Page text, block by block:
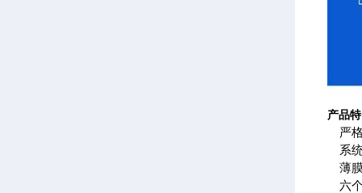
产品
严
系
薄
六